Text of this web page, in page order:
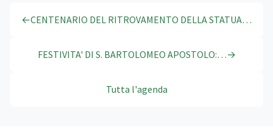
←CENTENARIO DEL RITROVAMENTO DELLA STATUA…
FESTIVITA' DI S. BARTOLOMEO APOSTOLO:…→
Tutta l'agenda